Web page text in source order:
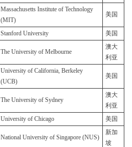
Massachusetts Institute of Technology
(MIT)
美国
Stanford University 美国
The University of Melbourne
澳大
利亚
University of California, Berkeley
(UCB)
美国
The University of Sydney
澳大
利亚
University of Chicago 美国
National University of Singapore (NUS)
新加
坡